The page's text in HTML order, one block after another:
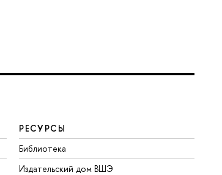
РЕСУРСЫ
Библиотека
Издательский дом ВШЭ